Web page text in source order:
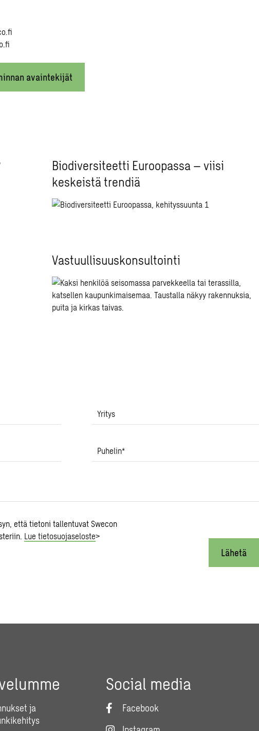
avaintekijät
Biodiversiteetti Euroopassa – viisi
keskeistä trendiä
Vastuullisuuskonsultointi
Yritys
Puhelin*
että tietoni tallentuvat Swecon
Lue tietosuojaseloste>
Lähetä
ja
Social media
Facebook